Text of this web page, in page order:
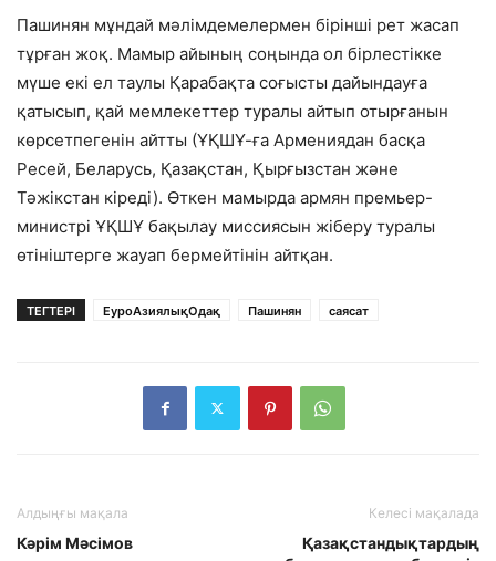
Пашинян мұндай мәлімдемелермен бірінші рет жасап
тұрған жоқ. Мамыр айының соңында ол бірлестікке
мүше екі ел таулы Қарабақта соғысты дайындауға
қатысып, қай мемлекеттер туралы айтып отырғанын
көрсетпегенін айтты (ҰҚШҰ-ға Армениядан басқа
Ресей, Беларусь, Қазақстан, Қырғызстан және
Тәжікстан кіреді). Өткен мамырда армян премьер-
министрі ҰҚШҰ бақылау миссиясын жіберу туралы
өтініштерге жауап бермейтінін айтқан.
ТЕГТЕРІ ЕуроАзиялықОдақ Пашинян саясат
Алдыңғы мақала
Кәрім Мәсімов
Келесі мақалада
Қазақстандықтардың